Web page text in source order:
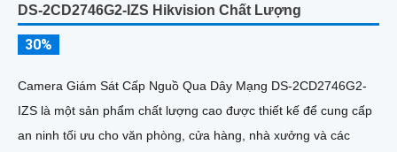
DS-2CD2746G2-IZS Hikvision Chất Lượng
30%
Camera Giám Sát Cấp Nguồ Qua Dây Mạng DS-2CD2746G2-
IZS là một sản phẩm chất lượng cao được thiết kế để cung cấp
an ninh tối ưu cho văn phòng, cửa hàng, nhà xưởng và các